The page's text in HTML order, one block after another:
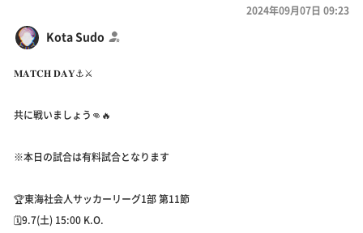
Kota Sudo
2024年09月07日 09:23
𝐌𝐀𝐓𝐂𝐇 𝐃𝐀𝐘⚓️⚔️
共に戦いましょう👊🔥
※本日の試合は有料試合となります
🏆東海社会人サッカーリーグ1部 第11節
🗓️9.7(土) 15:00 K.O.